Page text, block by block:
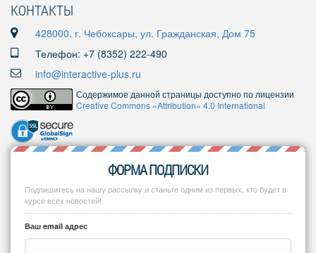
КОНТАКТЫ
428000, г. Чебоксары, ул. Гражданская, Дом 75
Телефон: +7 (8352) 222-490
info@interactive-plus.ru
Содержимое данной страницы доступно по лицензии
Creative Commons «Attribution» 4.0 International
ФОРМА ПОДПИСКИ
Подпишитесь на нашу рассылку и станьте одним из первых, кто будет в
курсе всех новостей!
Ваш email адрес